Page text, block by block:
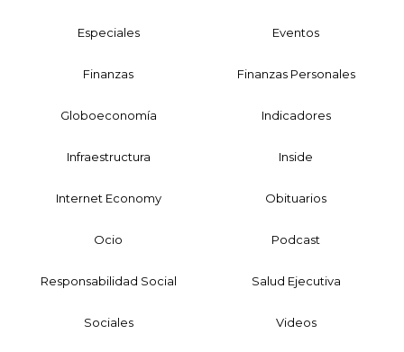
Especiales Eventos
Finanzas Finanzas Personales
Globoeconomía Indicadores
Infraestructura Inside
Internet Economy Obituarios
Ocio Podcast
Responsabilidad Social Salud Ejecutiva
Sociales Videos